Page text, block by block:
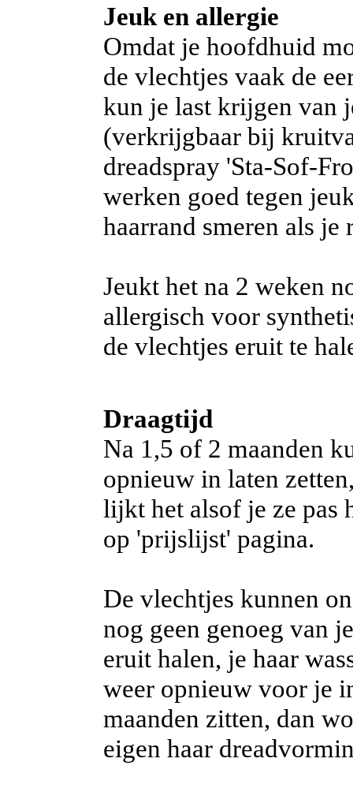
Jeuk en allergie
Omdat je hoofdhuid
de vlechtjes vaak de
kun je last krijgen van
(verkrijgbaar bij
dreadspray 'Sta-Sof-
werken goed tegen
haarrand smeren als
Jeukt het na 2 weken
allergisch voor
de vlechtjes eruit te
Draagtijd
Na 1,5 of 2 maanden
opnieuw in laten
lijkt het alsof je ze pas
op 'prijslijst' pagina.
De vlechtjes kunnen
nog geen genoeg van
eruit halen, je haar
weer opnieuw voor je
maanden zitten, dan
eigen haar